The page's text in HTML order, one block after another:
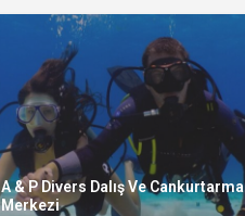
A & P Divers Dalış Ve Cankurtarma
Merkezi